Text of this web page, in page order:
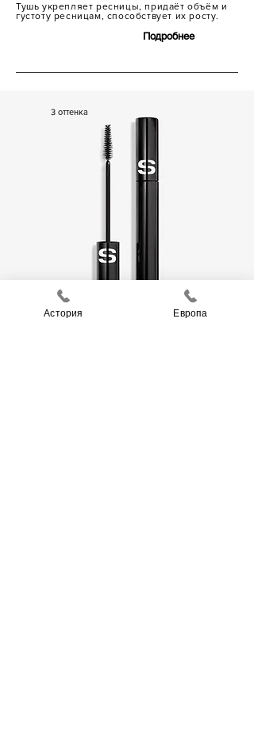
Тушь укрепляет ресницы, придаёт объём и
густоту ресницам, способствует их росту.
Подробнее
3 оттенка
Астория Европа